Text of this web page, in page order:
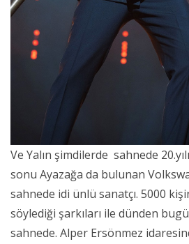
Ve Yalın şimdilerde sahnede
sonu Ayazağa da bulunan
sahnede idi ünlü sanatçı. 5000
söylediği şarkıları ile dünden
sahnede. Alper Ersönmez